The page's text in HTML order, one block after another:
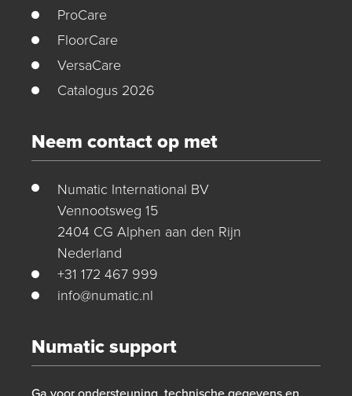
ProCare
FloorCare
VersaCare
Catalogus 2026
Neem contact op met
Numatic International BV
Vennootsweg 15
2404 CG Alphen aan den Rijn
Nederland
+31 172 467 999
info@numatic.nl
Numatic support